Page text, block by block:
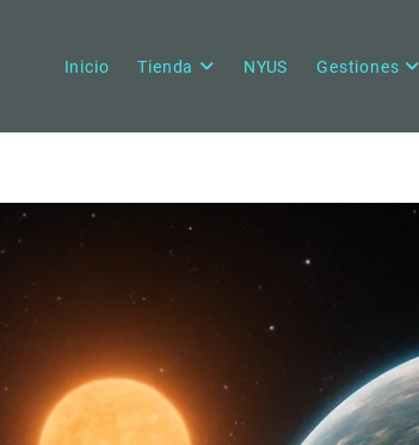
Inicio Tienda NYUS Gestiones